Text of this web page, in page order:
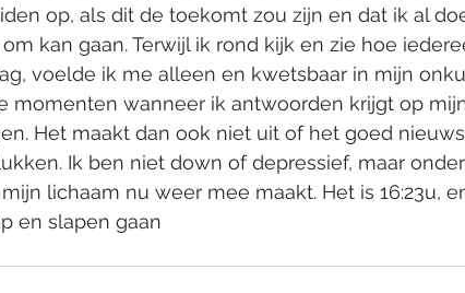
op, als dit de toekomt zou zijn en dat ik al
kan gaan. Terwijl ik rond kijk en zie hoe
voelde ik me alleen en kwetsbaar in mijn
momenten wanneer ik antwoorden krijgt op
Het maakt dan ook niet uit of het goed
Ik ben niet down of depressief, maar
lichaam nu weer mee maakt. Het is 16:23u,
en slapen gaan